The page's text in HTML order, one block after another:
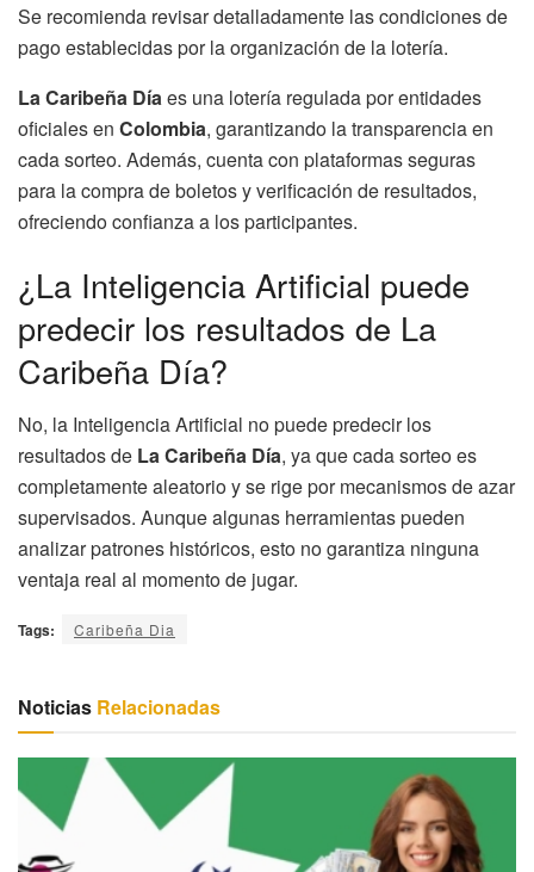
Se recomienda revisar detalladamente las condiciones de
pago establecidas por la organización de la lotería.
La Caribeña Díaes una lotería regulada por entidades
oficiales en Colombia, garantizando la transparencia en
cada sorteo. Además, cuenta con plataformas seguras
para la compra de boletos y verificación de resultados,
ofreciendo confianza a los participantes.
¿La Inteligencia Artificial puede
predecir los resultados de La
Caribeña Día?
No, la Inteligencia Artificial no puede predecir los
resultados de La Caribeña Día, ya que cada sorteo es
completamente aleatorio y se rige por mecanismos de azar
supervisados. Aunque algunas herramientas pueden
analizar patrones históricos, esto no garantiza ninguna
ventaja real al momento de jugar.
Tags: Caribeña Dia
Noticias Relacionadas